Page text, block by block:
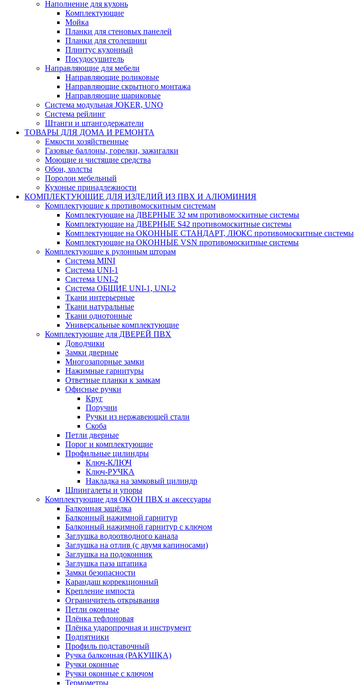
Наполнение для кухонь
Комплектующие
Мойка
Планки для стеновых панелей
Планки для столешниц
Плинтус кухонный
Посудосушитель
Направляющие для мебели
Направляющие роликовые
Направляющие скрытного монтажа
Направляющие шариковые
Система модульная JOKER, UNO
Система рейлинг
Штанги и штангодержатели
ТОВАРЫ ДЛЯ ДОМА И РЕМОНТА
Емкости хозяйственные
Газовые баллоны, горелки, зажигалки
Моющие и чистящие средства
Обои, холсты
Поролон мебельный
Кухоные принадлежности
КОМПЛЕКТУЮЩИЕ ДЛЯ ИЗДЕЛИЙ ИЗ ПВХ И АЛЮМИНИЯ
Комплектующие к противомоскитным системам
Комплектующие на ДВЕРНЫЕ 32 мм противомоскитные системы
Комплектующие на ДВЕРНЫЕ S42 противомоскитные системы
Комплектующие на ОКОННЫЕ СТАНДАРТ, ЛЮКС противомоскитные системы
Комплектующие на ОКОННЫЕ VSN противомоскитные системы
Комплектующие к рулонным шторам
Система MINI
Система UNI-1
Система UNI-2
Система ОБЩИЕ UNI-1, UNI-2
Ткани интерьерные
Ткани натуральные
Ткани однотонные
Универсальные комплектующие
Комплектующие для ДВЕРЕЙ ПВХ
Доводчики
Замки дверные
Многозапорные замки
Нажимные гарнитуры
Ответные планки к замкам
Офисные ручки
Круг
Поручни
Ручки из нержавеющей стали
Скоба
Петли дверные
Порог и комплектующие
Профильные цилиндры
Ключ-КЛЮЧ
Ключ-РУЧКА
Накладка на замковый цилиндр
Шпингалеты и упоры
Комплектующие для ОКОН ПВХ и аксессуары
Балконная защёлка
Балконный нажимной гарнитур
Балконный нажимной гарнитур с ключом
Заглушка водоотводного канала
Заглушка на отлив (с двумя капиносами)
Заглушка на подоконник
Заглушка паза штапика
Замки безопасности
Карандаш коррекционный
Крепление импоста
Ограничитель открывания
Петли оконные
Плёнка тефлоновая
Плёнка ударопрочная и инструмент
Подпятники
Профиль подставочный
Ручка балконная (РАКУШКА)
Ручки оконные
Ручки оконные с ключом
Термометры